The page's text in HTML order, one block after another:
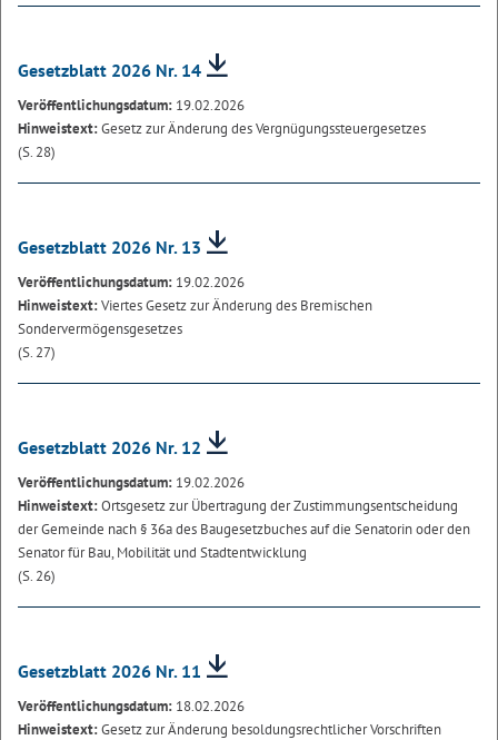
Gesetzblatt 2026 Nr. 14
Veröffentlichungsdatum: 19.02.2026
Hinweistext:Gesetz zur Änderung des Vergnügungssteuergesetzes
(S. 28)
Gesetzblatt 2026 Nr. 13
Veröffentlichungsdatum: 19.02.2026
Hinweistext:Viertes Gesetz zur Änderung des Bremischen
Sondervermögensgesetzes
(S. 27)
Gesetzblatt 2026 Nr. 12
Veröffentlichungsdatum: 19.02.2026
Hinweistext:Ortsgesetz zur Übertragung der Zustimmungsentscheidung
der Gemeinde nach § 36a des Baugesetzbuches auf die Senatorin oder den
Senator für Bau, Mobilität und Stadtentwicklung
(S. 26)
Gesetzblatt 2026 Nr. 11
Veröffentlichungsdatum: 18.02.2026
Hinweistext:Gesetz zur Änderung besoldungsrechtlicher Vorschriften